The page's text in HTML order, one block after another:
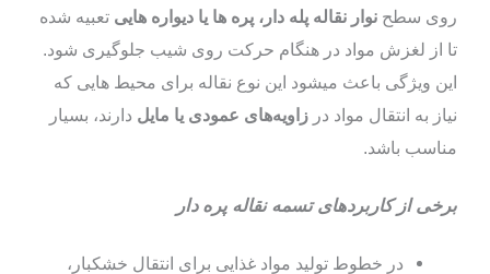
روی سطح نوار نقاله پله‌ دار، پره‌ ها یا دیواره‌ هایی تعبیه شده
تا از لغزش مواد در هنگام حرکت روی شیب جلوگیری شود.
این ویژگی باعث میشود این نوع نقاله برای محیط‌ هایی که
نیاز به انتقال مواد در زاویه‌های عمودی یا مایل دارند، بسیار
مناسب باشد.
برخی از کاربردهای تسمه نقاله پره‌ دار
در خطوط تولید مواد غذایی برای انتقال خشکبار،